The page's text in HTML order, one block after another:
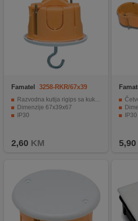
Famatel 3258-RKR/67x39
Razvodna kutija rigips sa kukom
Dimenzije 67x39x67
IP30
2,60 KM 5,90